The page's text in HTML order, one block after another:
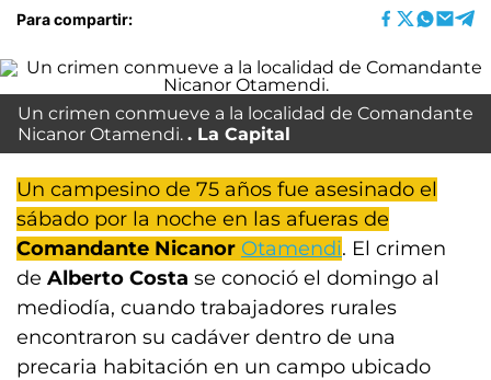
Para compartir:
Un crimen conmueve a la localidad de Comandante
Nicanor Otamendi.
La Capital
Un campesino de 75 años fue asesinado el
sábado por la noche en las afueras de
Comandante Nicanor Otamendi. El crimen
de Alberto Costa se conoció el domingo al
mediodía, cuando trabajadores rurales
encontraron su cadáver dentro de una
precaria habitación en un campo ubicado